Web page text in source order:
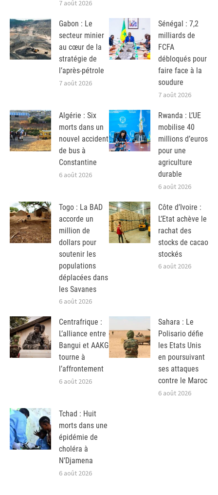
7 août 2026
Gabon : Le
secteur minier
au cœur de la
stratégie de
l’après-pétrole
7 août 2026
Sénégal : 7,2
milliards de
FCFA
débloqués pour
faire face à la
soudure
7 août 2026
Algérie : Six
morts dans un
nouvel accident
de bus à
Constantine
6 août 2026
Rwanda : L’UE
mobilise 40
millions d’euros
pour une
agriculture
durable
6 août 2026
Togo : La BAD
accorde un
million de
dollars pour
soutenir les
populations
déplacées dans
les Savanes
6 août 2026
Côte d’Ivoire :
L’Etat achève le
rachat des
stocks de cacao
stockés
6 août 2026
Centrafrique :
L’alliance entre
Bangui et AAKG
tourne à
l’affrontement
6 août 2026
Sahara : Le
Polisario défie
les Etats Unis
en poursuivant
ses attaques
contre le Maroc
6 août 2026
Tchad : Huit
morts dans une
épidémie de
choléra à
N’Djamena
6 août 2026